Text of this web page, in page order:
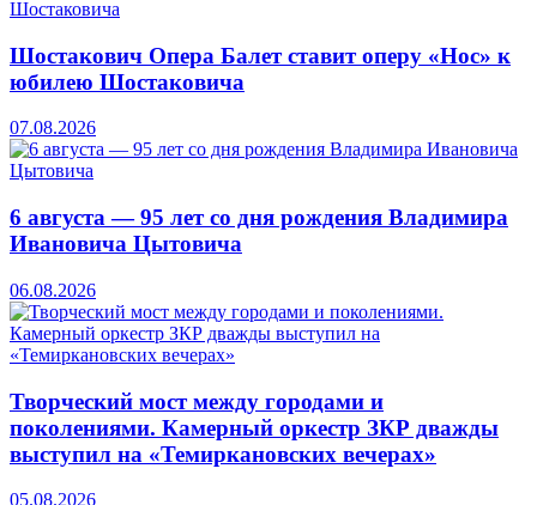
Шостакович Опера Балет ставит оперу «Нос» к
юбилею Шостаковича
07.08.2026
6 августа — 95 лет со дня рождения Владимира
Ивановича Цытовича
06.08.2026
Творческий мост между городами и
поколениями. Камерный оркестр ЗКР дважды
выступил на «Темиркановских вечерах»
05.08.2026